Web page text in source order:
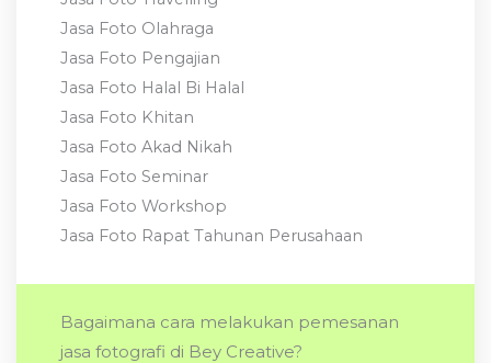
Jasa Foto Olahraga
Jasa Foto Pengajian
Jasa Foto Halal Bi Halal
Jasa Foto Khitan
Jasa Foto Akad Nikah
Jasa Foto Seminar
Jasa Foto Workshop
Jasa Foto Rapat Tahunan Perusahaan
Bagaimana cara melakukan pemesanan
jasa fotografi di Bey Creative?